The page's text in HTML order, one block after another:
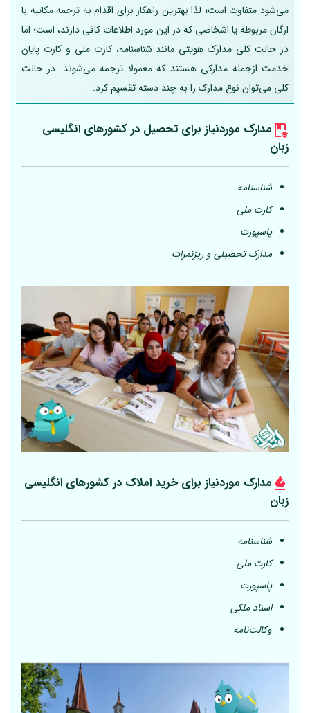
می‌شود متفاوت است؛ لذا بهترین راهکار برای اقدام به ترجمه مکاتبه با
ارگان مربوطه یا اشخاصی که در این مورد اطلاعات کافی دارند، است؛ اما
در حالت کلی مدارک هویتی مانند شناسنامه، کارت ملی و کارت پایان
خدمت ازجمله مدارکی هستند که معمولا ترجمه می‌شوند. در حالت
کلی می‌توان نوع مدارک را به چند دسته تقسیم کرد.
مدارک موردنیاز برای تحصیل در کشورهای انگلیسی
زبان
شناسنامه
کارت ملی
پاسپورت
مدارک تحصیلی و ریزنمرات
مدارک موردنیاز برای خرید املاک در کشورهای انگلیسی
زبان
شناسنامه
کارت ملی
پاسپورت
اسناد ملکی
وکالت‌نامه